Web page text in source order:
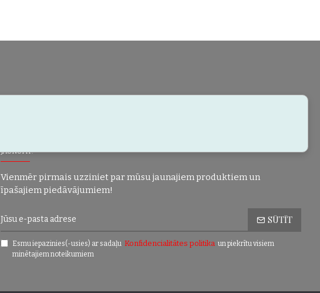
JAUNUMI!
Vienmēr pirmais uzziniet par mūsu jaunajiem produktiem un
īpašajiem piedāvājumiem!
SŪTĪT
Esmu iepazinies(-usies) ar sadaļu Konfidencialitātes politika un piekrītu visiem
minētajiem noteikumiem